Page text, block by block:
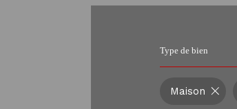
Type de bien
Maison